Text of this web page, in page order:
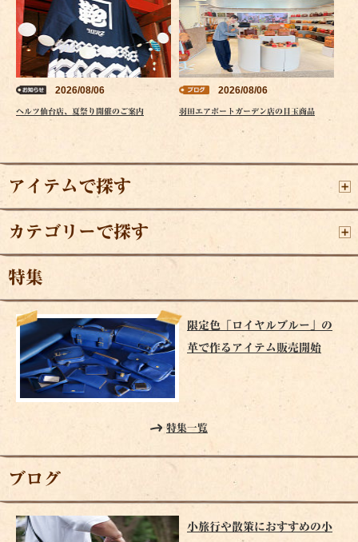
2026/08/06
ヘルツ仙台店、夏祭り開催のご案内
2026/08/06
羽田エアポートガーデン店の目玉商品
アイテムで探す
カテゴリーで探す
特集
限定色「ロイヤルブルー」の
革で作るアイテム販売開始
特集一覧
ブログ
小旅行や散策におすすめの小